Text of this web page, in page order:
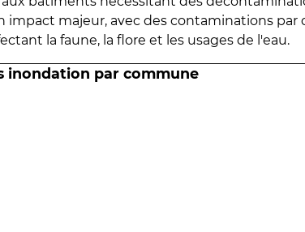
impact majeur, avec des contaminations par
la faune, la flore et les usages de l'eau.
inondation par commune